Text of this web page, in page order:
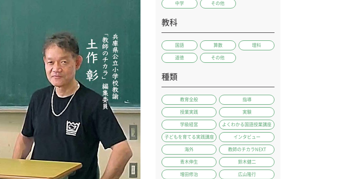
中学 その他
教科
国語 算数 理科
道徳 その他
種類
教育全般 指導
授業実践 実験
学級経営 よくわかる国語授業講座
子どもを育てる実践講座 インタビュー
海外 教師のチカラNEXT
青木伸生 鈴木健二
増田修治 広山隆行